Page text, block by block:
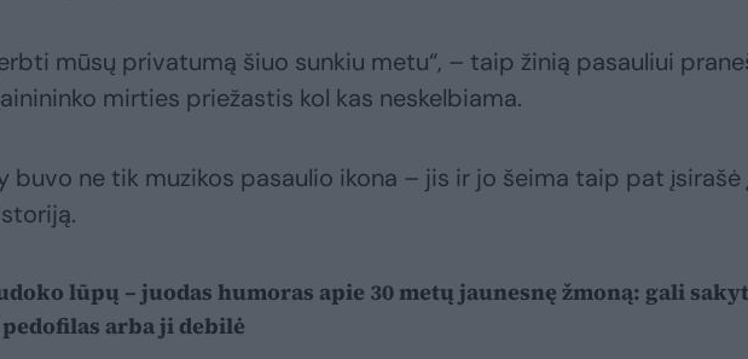
mūsų privatumą šiuo sunkiu metu“, – taip žinią pasauliui
mirties priežastis kol kas neskelbiama.
buvo ne tik muzikos pasaulio ikona – jis ir jo šeima taip pat įsirašė
lūpų – juodas humoras apie 30 metų jaunesnę žmoną: gali
arba ji debilė